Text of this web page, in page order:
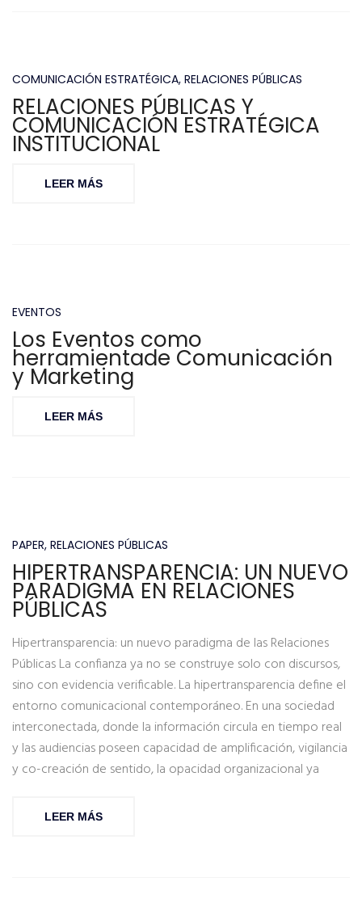
COMUNICACIÓN ESTRATÉGICA, RELACIONES PÚBLICAS
RELACIONES PÚBLICAS Y
COMUNICACIÓN ESTRATÉGICA
INSTITUCIONAL
LEER MÁS
EVENTOS
Los Eventos como
herramientade Comunicación
y Marketing
LEER MÁS
PAPER, RELACIONES PÚBLICAS
HIPERTRANSPARENCIA: UN NUEVO
PARADIGMA EN RELACIONES
PÚBLICAS
Hipertransparencia: un nuevo paradigma de las Relaciones
Públicas La confianza ya no se construye solo con discursos,
sino con evidencia verificable. La hipertransparencia define el
entorno comunicacional contemporáneo. En una sociedad
interconectada, donde la información circula en tiempo real
y las audiencias poseen capacidad de amplificación, vigilancia
y co-creación de sentido, la opacidad organizacional ya
LEER MÁS